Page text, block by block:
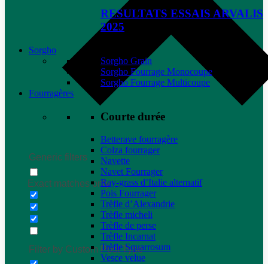
Generic filters
Exact matches only
Filter by Custom Post Type
RESULTATS ESSAIS ARVALIS
2025
Sorgho
Sorgho Grain
Sorgho Fourrage Monocoupe
Sorgho Fourrage Multicoupe
Fourragères
Courte durée
Betterave fourragère
Colza fourrager
Navette
Navet Fourrager
Ray-grass d’Italie alternatif
Pois Fourrager
Trèfle d’Alexandrie
Trèfle micheli
Trèfle de perse
Trèfle Incarnat
Trèfle Squarrosum
Vesce velue